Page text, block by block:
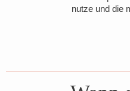
nutze und die